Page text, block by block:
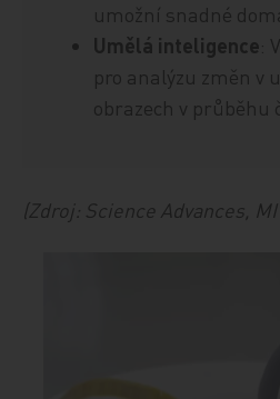
umožní snadné
Umělá inteligence:
pro analýzu změn v
obrazech v průběhu
(Zdroj: Science Advances,